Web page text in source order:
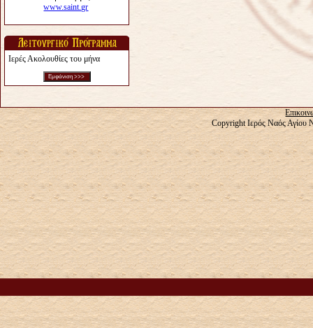
Ιερές Ακολουθίες του μήνα
Copyright Ιερός Ναός Αγίου